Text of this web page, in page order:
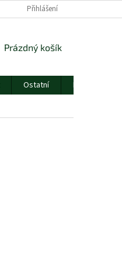
O NÁS
Přihlášení
NÁKUPNÍ
Prázdný košík
Ostatní
Dárkový